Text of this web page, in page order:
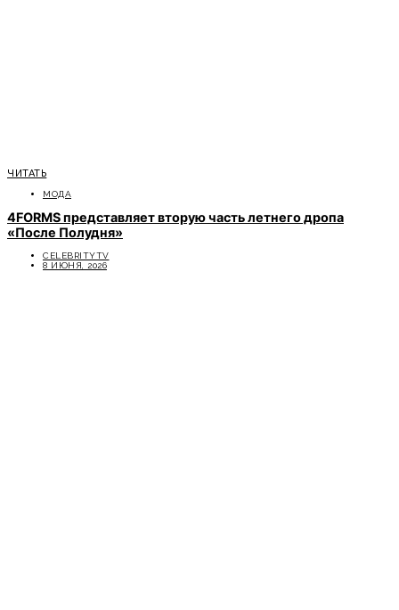
ЧИТАТЬ
МОДА
4FORMS представляет вторую часть летнего дропа
«После Полудня»
CELEBRITYTV
8 ИЮНЯ, 2026